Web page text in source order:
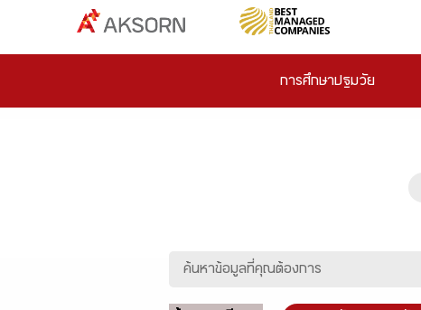
การศึกษาปฐมวัย